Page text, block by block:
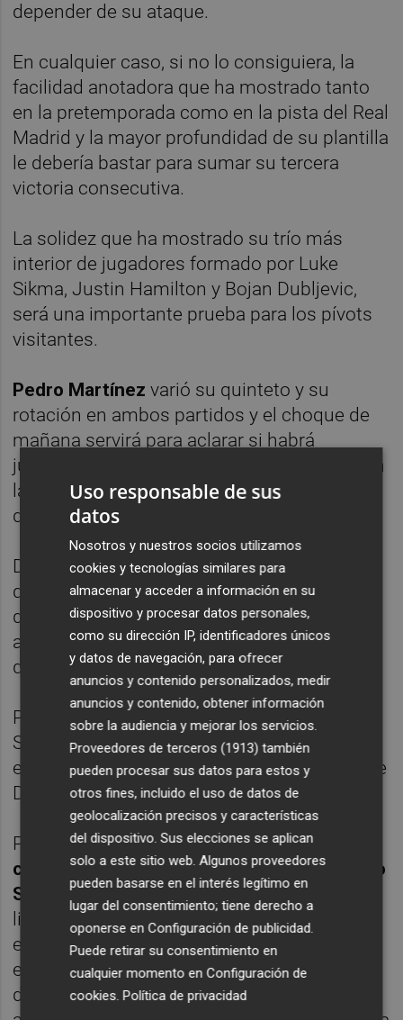
depender de su ataque.
En cualquier caso, si no lo consiguiera, la
facilidad anotadora que ha mostrado tanto
en la pretemporada como en la pista del Real
Madrid y la mayor profundidad de su plantilla
le debería bastar para sumar su tercera
victoria consecutiva.
La solidez que ha mostrado su trío más
interior de jugadores formado por Luke
Sikma, Justin Hamilton y Bojan Dubljevic,
será una importante prueba para los pívots
visitantes.
Pedro Martínez varió su quinteto y su
rotación en ambos partidos y el choque de
mañana servirá para aclarar si habrá
jugadores que tengan más protagonismo en
la ACB y otros en la Eurocopa o si el reparto
de minutos se hará en función del rival.
De momento, Jordi Trias es el único jugador
que aún no ha debutado, algo que entra
dentro de lo esperado, pues cuando se
acometió su fichaje ya se hizo con la idea de
que no fuera una pieza clave en la rotación.
Pedro Martínez tiene la duda del escolta Jon
Stefansson, que sufrió un golpe en la rodilla
en Francia y que sustituye al francés Antoine
Diot, también lesionado.
Para este encuentro, la ACB ha designado
comisario de mesa que protagonizó el 'caso
Slaughter'en las semifinales de la pasada
liga, cuando por error no inscribió al jugador
estadounidense del Real Madrid aunque en
el descanso rectificó el acta junto al árbitro
del choque, una decisión que no ha gustado
Uso responsable de sus
datos
Nosotros y nuestros socios utilizamos
cookies y tecnologías similares para
almacenar y acceder a información en su
dispositivo y procesar datos personales,
como su dirección IP, identificadores únicos
y datos de navegación, para ofrecer
anuncios y contenido personalizados, medir
anuncios y contenido, obtener información
sobre la audiencia y mejorar los servicios.
Proveedores de terceros (1913) también
pueden procesar sus datos para estos y
otros fines, incluido el uso de datos de
geolocalización precisos y características
del dispositivo. Sus elecciones se aplican
solo a este sitio web. Algunos proveedores
pueden basarse en el interés legítimo en
lugar del consentimiento; tiene derecho a
oponerse enConfiguración de publicidad
Puede retirar su consentimiento en
cualquier momento enConfiguración de
cookies .Política de privacidad